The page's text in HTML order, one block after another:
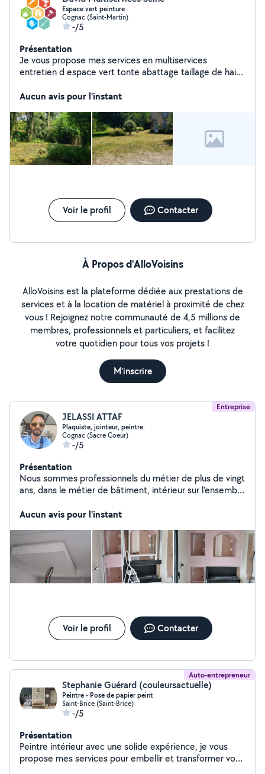
Espace vert peinture
Cognac (Saint-Martin)
-/5
Présentation
Je vous propose mes services en multiservices
entretien d espace vert tonte abattage taillage de haies
de clôture
Aucun avis pour l'instant
Voir le profil Contacter
À Propos d’AlloVoisins
AlloVoisins est la plateforme dédiée aux prestations de
services et à la location de matériel à proximité de chez
vous ! Rejoignez notre communauté de 4,5 millions de
membres, professionnels et particuliers, et facilitez
votre quotidien pour tous vos projets !
M'inscrire
Entreprise
JELASSI ATTAF
Plaquiste, jointeur, peintre.
Cognac (Sacre Coeur)
-/5
Présentation
Nous sommes professionnels du métier de plus de vingt
ans, dans le métier de bâtiment, intérieur sur l'ensemble
périmètre peut varier en fonction de la demande. Et
kilomètres autour A votre service.
Aucun avis pour l'instant
Voir le profil Contacter
Auto-entrepreneur
Stephanie Guérard (couleursactuelle)
Peintre - Pose de papier peint
Saint-Brice (Saint-Brice)
-/5
Présentation
Peintre intérieur avec une solide expérience, je vous
propose mes services pour embellir et transformer vos